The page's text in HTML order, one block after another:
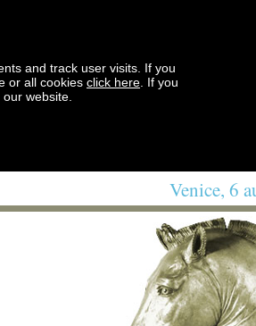
and track user visits. If you
or all cookies click here . If you
website.
Venice, 6